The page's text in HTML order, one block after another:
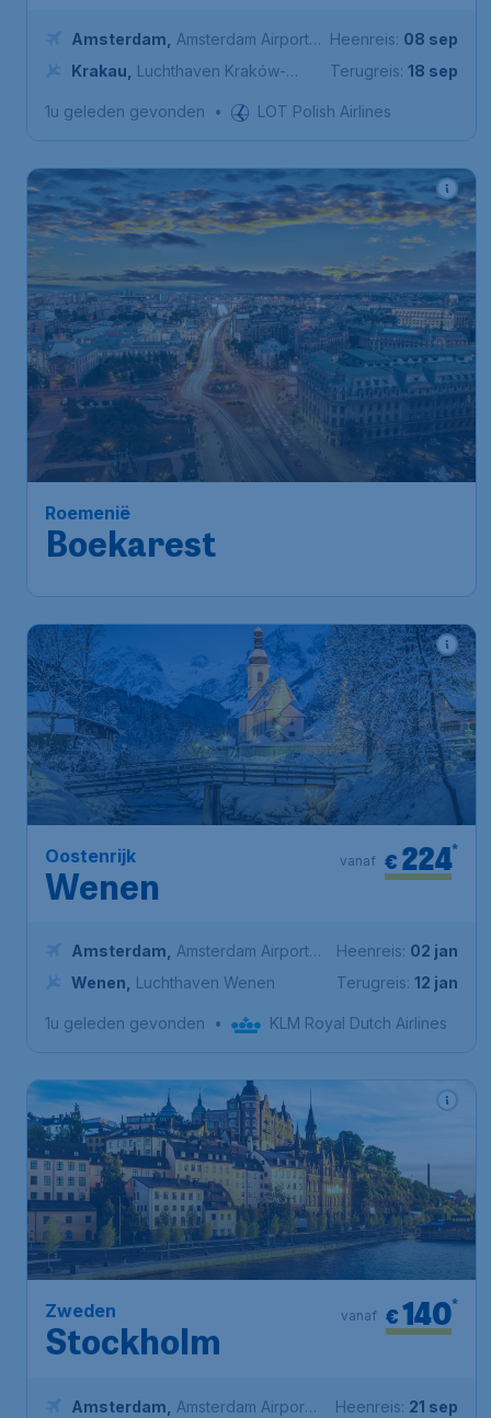
Amsterdam
Amsterdam Airport
Schiphol
Krakau
Luchthaven Kraków-
Heenreis: 08 sep
Terugreis: 18 sep
1u geleden gevonden • LOT Polish Airlines
Roemenië
Boekarest
€ 159*
vanaf
Schiphol
Boedapest
Boedapest
Oostenrijk
Wenen
€ 224*
vanaf
Amsterdam
Amsterdam Airport
Schiphol
Wenen Luchthaven Wenen
Heenreis: 02 jan
Terugreis: 12 jan
1u geleden gevonden • KLM Royal Dutch Airlines
Zweden
Stockholm
€140*
vanaf
Amsterdam Amsterdam Airport Heenreis: 21 sep